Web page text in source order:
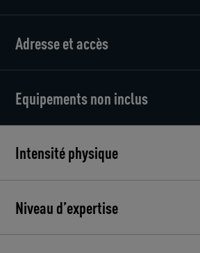
Adresse et accès
Equipements non inclus
Intensité physique
Niveau d’expertise